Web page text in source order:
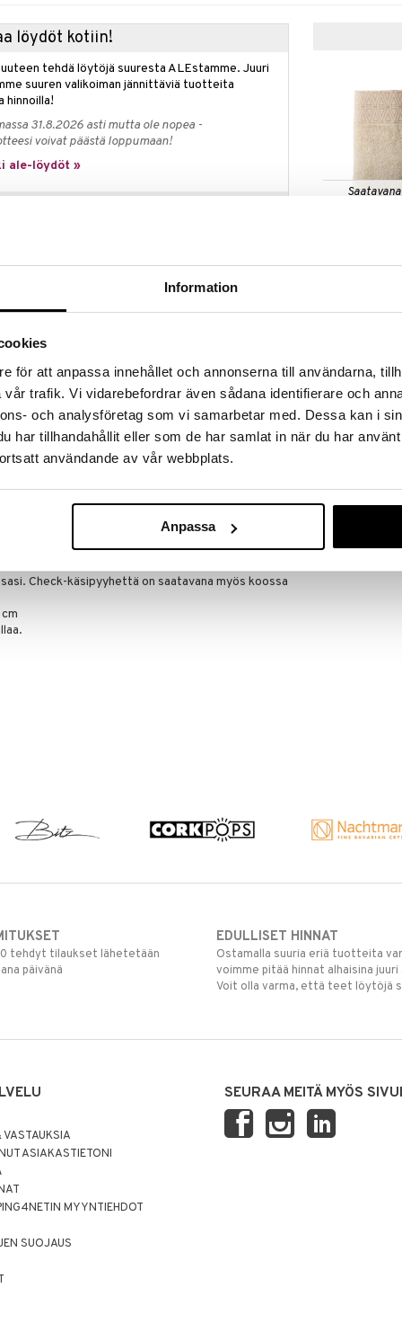
Information
för att anpassa innehållet och annonserna till användarna,
trafik. Vi vidarebefordrar även sådana identifierare och
och analysföretag som vi samarbetar med. Dessa kan i
har tillhandahållit eller som de har samlat in när du har
användande av vår webbplats.
Anpassa
löydöt kotiin!
tehdä löytöjä suuresta ALEstamme. Juuri
suuren valikoiman jännittäviä tuotteita
hinnoilla!
31.8.2026 asti mutta ole nopea -
voivat päästä loppumaan!
ale-löydöt »
löytöä? Outletistamme löydät runsaasti
varastoa riittää!
skandinaavisin juurin vuodesta 1972. Juna luo
toimittajilta. Ekologinen puuvilla - puhdas,
että luonto on paras suunnittelija käsipyyhkeiden
Juna keskittyy suojelemaan ja ottamaan
langasta, joka täyttää tiukat
arviointien ja runomaisuuden kautta.
käsipyyhkeestä, on Junan Check-käsipyyhe
on 50 x 100 cm ja se on valmistettu 100%
Check-käsipyyhettä on saatavana myös koossa
AUMI
Bambumix
tehdyt tilaukset lähetetään
päivänä
EDULLISET HINNAT
Ostamalla suuria eriä tuotteita
voimme pitää hinnat alhaisina
Voit olla varma, että teet löytöjä
ASIAKASTIETONI
MYYNTIEHDOT
SUOJAUS
SEURAA MEITÄ MYÖS